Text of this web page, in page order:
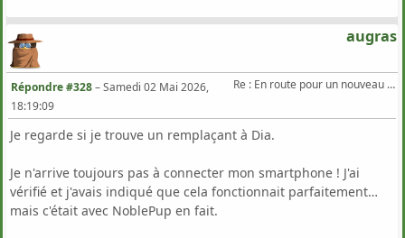
augras
Re : En route pour un nouveau Triton .
Répondre #328–Samedi 02 Mai 2026,
18:19:09
Je regarde si je trouve un remplaçant à Dia.
Je n'arrive toujours pas à connecter mon smartphone ! J'ai
vérifié et j'avais indiqué que cela fonctionnait parfaitement…
mais c'était avec NoblePup en fait.